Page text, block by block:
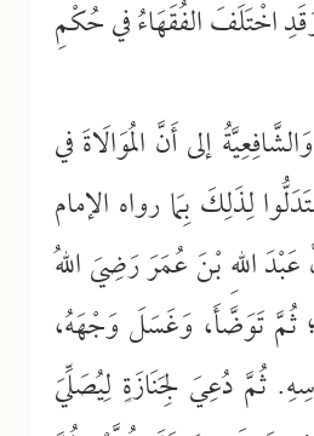
اخْتَلَفَ الفُقَهَاءُ في حُكْمِ
إلى أَنَّ المُوَالَاةَ في
لِذَلِكَ بِمَا رواه الإمام
اللهِ بْنَ عُمَرَ رَضِيَ اللهُ
ثُمَّ تَوَضَّأَ، وَغَسَلَ وَجْهَهُ،
ثُمَّ دُعِيَ لِجَنَازَةٍ لِيُصَلِّيَ